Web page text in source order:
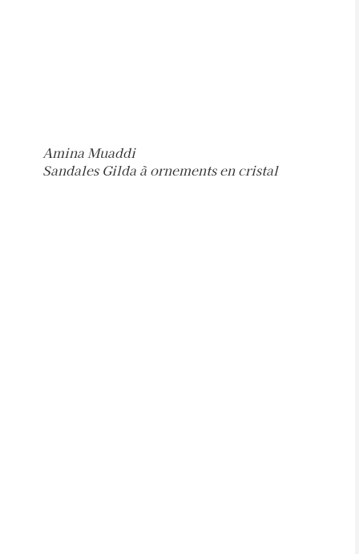
Amina Muaddi
Sandales Gilda à ornements en cristal